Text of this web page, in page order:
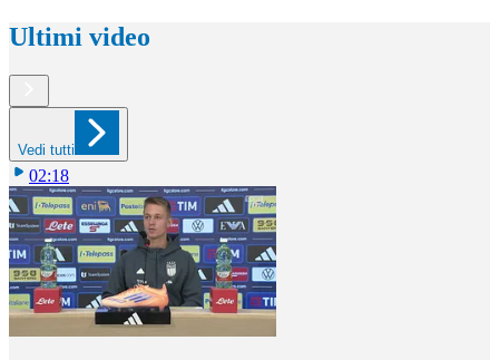
Ultimi video
Vedi tutti
02:18